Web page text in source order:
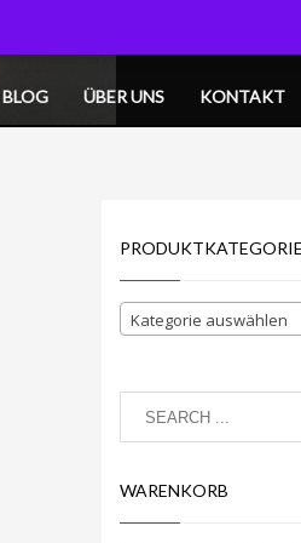
BLOG ÜBER UNS KONTAKT
Kategorie auswählen
WARENKORB